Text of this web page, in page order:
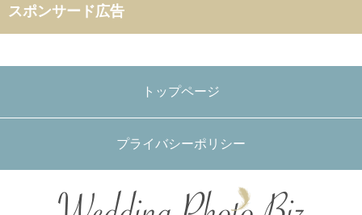
スポンサード広告
トップページ
プライバシーポリシー